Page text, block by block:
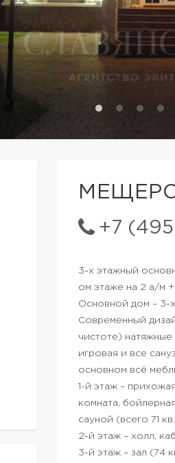
+7
3-х этажный
ом этаже на 2 а/м
Основной дом – 3-
Современный
чистоте) натяжные
игровая и все
основном всё
1-й этаж –
комната,
сауной (всего 71
2-й этаж – холл,
3-й этаж – зал (74